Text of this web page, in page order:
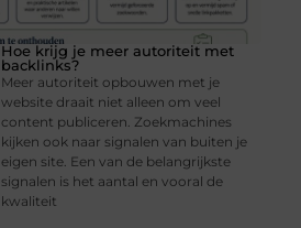
Hoe krijg je meer autoriteit met
backlinks?
Meer autoriteit opbouwen met je
website draait niet alleen om veel
content publiceren. Zoekmachines
kijken ook naar signalen van buiten je
eigen site. Een van de belangrijkste
signalen is het aantal en vooral de
kwaliteit